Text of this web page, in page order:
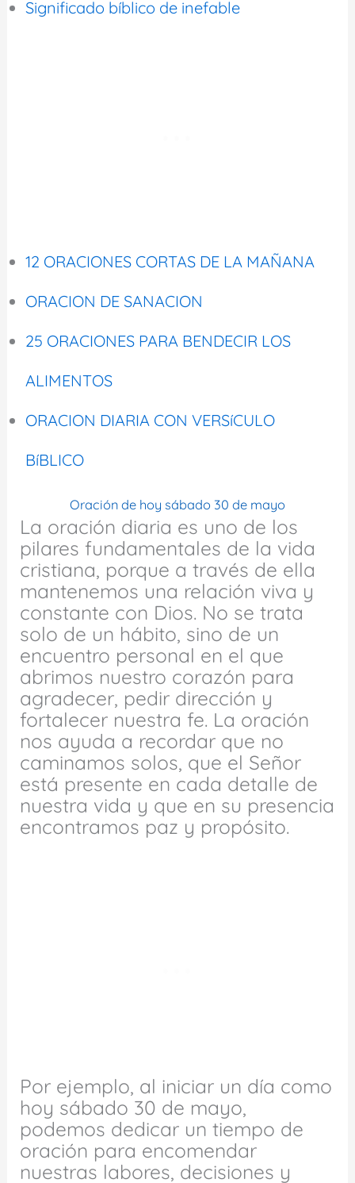
Significado bíblico de inefable
12 ORACIONES CORTAS DE LA MAÑANA
ORACION DE SANACION
25 ORACIONES PARA BENDECIR LOS
ALIMENTOS
ORACION DIARIA CON VERSíCULO
BíBLICO
Oración de hoy sábado 30 de mayo
La oración diaria es uno de los
pilares fundamentales de la vida
cristiana, porque a través de ella
mantenemos una relación viva y
constante con Dios. No se trata
solo de un hábito, sino de un
encuentro personal en el que
abrimos nuestro corazón para
agradecer, pedir dirección y
fortalecer nuestra fe. La oración
nos ayuda a recordar que no
caminamos solos, que el Señor
está presente en cada detalle de
nuestra vida y que en su presencia
encontramos paz y propósito.
Por ejemplo, al iniciar un día como
hoy sábado 30 de mayo,
podemos dedicar un tiempo de
oración para encomendar
nuestras labores, decisiones y